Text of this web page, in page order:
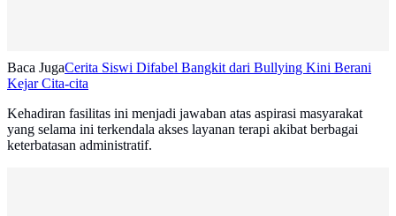
Baca JugaCerita Siswi Difabel Bangkit dari Bullying Kini Berani
Kejar Cita-cita
Kehadiran fasilitas ini menjadi jawaban atas aspirasi masyarakat
yang selama ini terkendala akses layanan terapi akibat berbagai
keterbatasan administratif.